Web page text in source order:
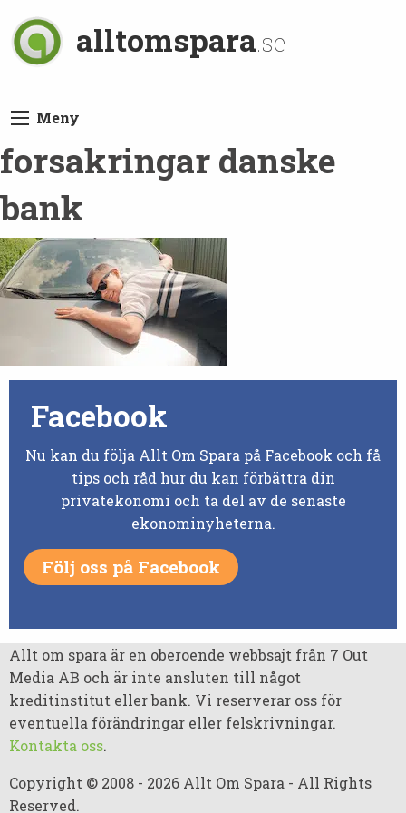
alltomspara.se
Meny
forsakringar danske
bank
Facebook
Nu kan du följa Allt Om Spara på Facebook och få
tips och råd hur du kan förbättra din
privatekonomi och ta del av de senaste
ekonominyheterna.
Följ oss på Facebook
Allt om spara är en oberoende webbsajt från 7 Out
Media AB och är inte ansluten till något
kreditinstitut eller bank. Vi reserverar oss för
eventuella förändringar eller felskrivningar.
Kontakta oss.
Copyright © 2008 - 2026 Allt Om Spara - All Rights
Reserved.